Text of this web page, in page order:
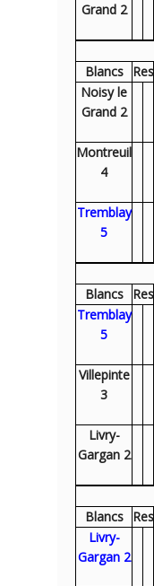
Grand 2
Blancs
Res
Noisy le
Grand 2
Montreuil
4
Tremblay
5
Blancs
Res
Tremblay
5
Villepinte
3
Livry-
Gargan 2
Blancs
Res
Livry-
Gargan 2